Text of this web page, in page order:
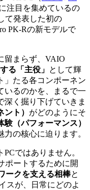
注目を集めているの
て発表した初の
PK-Rの新モデルで
留まらず、VAIO
る「主役」 として輝
」たる各コンポーネン
いるのかを、まるで一
深く掘り下げていきま
ト） がどのようにそ
験（パフォーマンス）
の核心に迫ります。
ではありません。
ポートするために開
ークを支える相棒と
スが、日常にどのよ